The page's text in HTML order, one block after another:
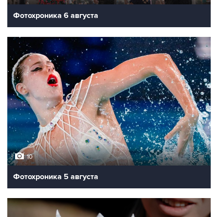
Фотохроника 6 августа
10
Фотохроника 5 августа